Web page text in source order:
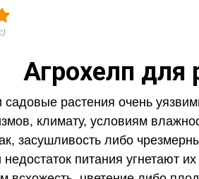
Агрохелп для
садовые растения очень
климату, условиям
засушливость либо
питания угнетают